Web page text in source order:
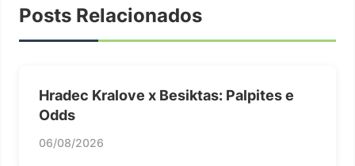
Posts Relacionados
Hradec Kralove x Besiktas: Palpites e
Odds
06/08/2026